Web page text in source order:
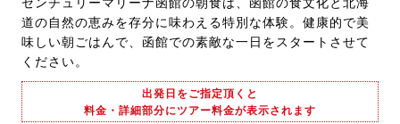
センチュリーマリーナ函館の朝食は、函館の食文化と北海
道の自然の恵みを存分に味わえる特別な体験。健康的で美
味しい朝ごはんで、函館での素敵な一日をスタートさせて
ください。
出発日をご指定頂くと
料金・詳細部分にツアー料金が表示されます